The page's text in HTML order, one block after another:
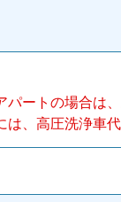
パートの場合は
は、高圧洗浄車